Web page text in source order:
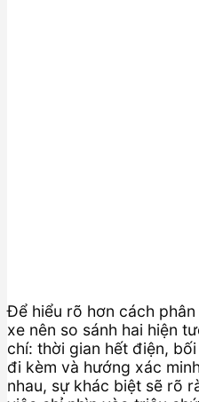
Để hiểu rõ hơn cách
xe nên so sánh hai hiện
chí: thời gian hết điện,
đi kèm và hướng xác
nhau, sự khác biệt sẽ rõ